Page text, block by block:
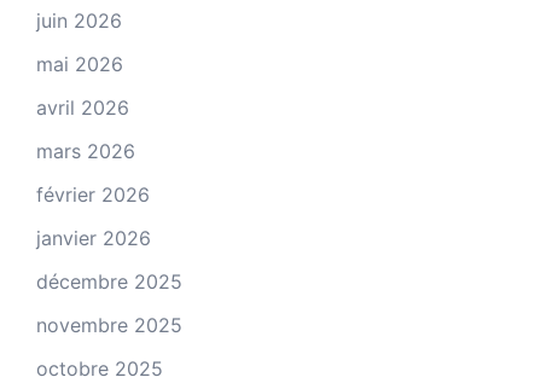
juin 2026
mai 2026
avril 2026
mars 2026
février 2026
janvier 2026
décembre 2025
novembre 2025
octobre 2025